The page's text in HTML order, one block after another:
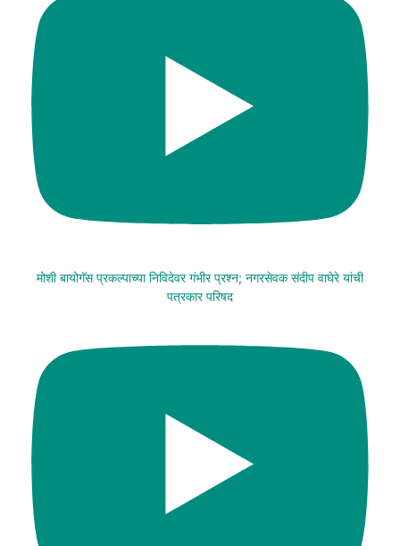
मोशी बायोगॅस प्रकल्पाच्या निविदेवर गंभीर प्रश्न; नगरसेवक संदीप वाघेरे यांची
पत्रकार परिषद